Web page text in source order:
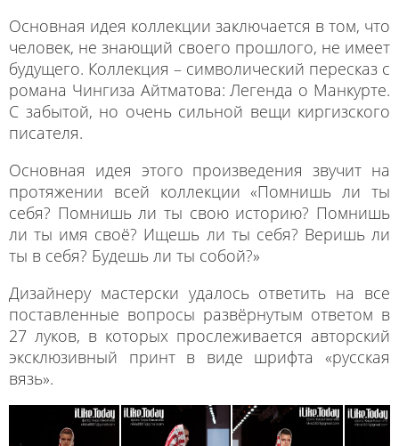
Основная идея коллекции заключается в том, что
человек, не знающий своего прошлого, не имеет
будущего. Коллекция – символический пересказ с
романа Чингиза Айтматова: Легенда о Манкурте.
С забытой, но очень сильной вещи киргизского
писателя.
Основная идея этого произведения звучит на
протяжении всей коллекции «Помнишь ли ты
себя? Помнишь ли ты свою историю? Помнишь
ли ты имя своё? Ищешь ли ты себя? Веришь ли
ты в себя? Будешь ли ты собой?»
Дизайнеру мастерски удалось ответить на все
поставленные вопросы развёрнутым ответом в
27 луков, в которых прослеживается авторский
эксклюзивный принт в виде шрифта «русская
вязь».